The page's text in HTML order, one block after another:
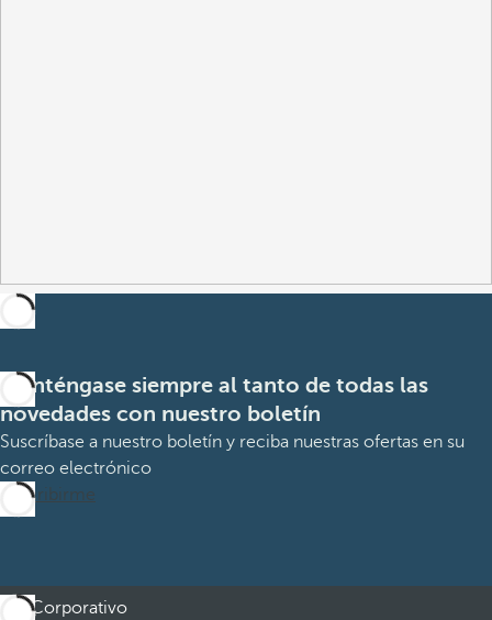
Manténgase siempre al tanto de todas las
novedades con nuestro boletín
Suscríbase a nuestro boletín y reciba nuestras ofertas en su
correo electrónico
Suscribirme
Corporativo